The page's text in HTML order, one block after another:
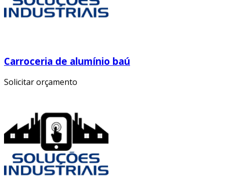
Carroceria de alumínio baú
Solicitar orçamento